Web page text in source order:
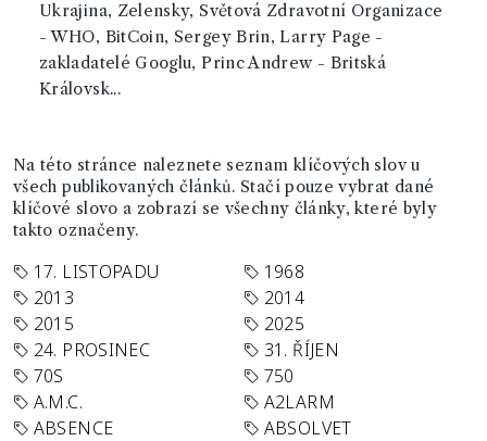
Ukrajina, Zelensky, Světová Zdravotní Organizace
- WHO, BitCoin, Sergey Brin, Larry Page -
zakladatelé Googlu, Princ Andrew - Britská
Královsk...
Na této stránce naleznete seznam klíčových slov u
všech publikovaných článků. Stačí pouze vybrat dané
klíčové slovo a zobrazí se všechny články, které byly
takto označeny.
17. LISTOPADU
1968
2013
2014
2015
2025
24. PROSINEC
31. ŘÍJEN
70S
750
A.M.C.
A2LARM
ABSENCE
ABSOLVET